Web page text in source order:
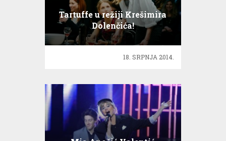
Tartuffe u režiji Krešimira
Dolenčića!
18. SRPNJA 2014.